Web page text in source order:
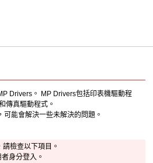
Drivers 。 MP Drivers包括印表機驅動程
傳真驅動程式。
能會解決一些未解決的問題。
檢查以下項目。
身分登入。